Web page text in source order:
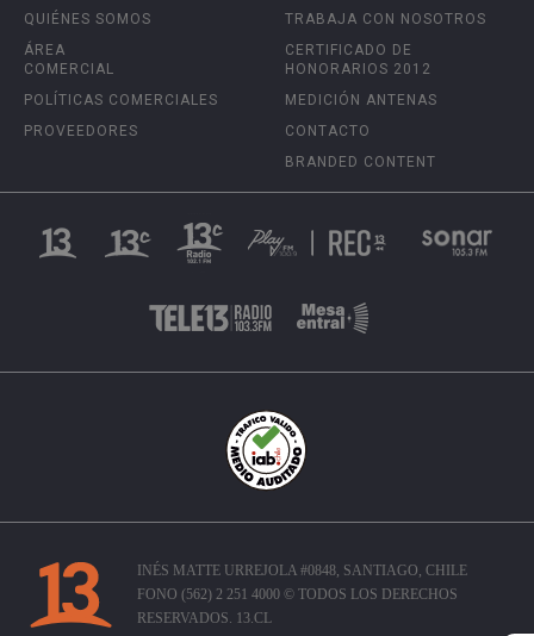
QUIÉNES SOMOS
ÁREA
COMERCIAL
POLÍTICAS COMERCIALES
PROVEEDORES
TRABAJA CON NOSOTROS
CERTIFICADO DE
HONORARIOS 2012
MEDICIÓN ANTENAS
CONTACTO
BRANDED CONTENT
INÉS MATTE URREJOLA #0848, SANTIAGO, CHILE
FONO (562) 2 251 4000 © TODOS LOS DERECHOS
RESERVADOS. 13.CL